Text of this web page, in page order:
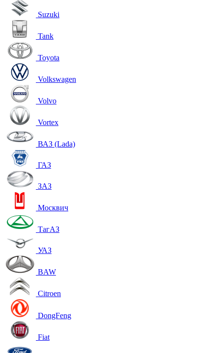
Suzuki
Tank
Toyota
Volkswagen
Volvo
Vortex
ВАЗ (Lada)
ГАЗ
ЗАЗ
Москвич
ТагАЗ
УАЗ
BAW
Citroen
DongFeng
Fiat